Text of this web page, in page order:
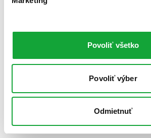
Povoliť všetko
Povoliť výber
Odmietnuť